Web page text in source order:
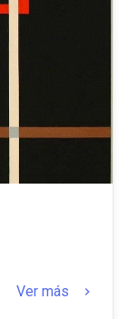
Ver más keyboard_arrow_right